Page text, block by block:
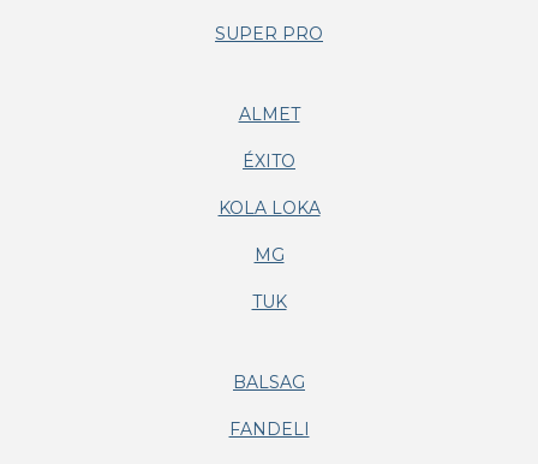
SUPER PRO
ALMET
ÉXITO
KOLA LOKA
MG
TUK
BALSAG
FANDELI